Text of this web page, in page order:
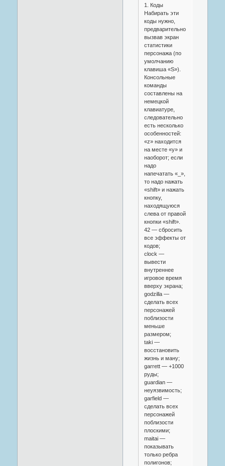
1. Коды
Набирать эти
коды нужно,
предварительно
вызвав экран
статистики
персонажа (по
умолчанию
клавиша «S»).
Консольные
команды
составлены на
немецкой
клавиатуре,
следовательно
есть несколько
особенностей:
«z» находится
на месте «y» и
наоборот; если
надо
напечатать «_»,
то надо нажать
«shift» и нажать
кнопку,
находящуюся
слева от правой
кнопки «shift».
42 — сбросить
все эффекты от
кодов;
clock —
вывести
внутреннее
игровое время
вверху экрана;
godzilla —
сделать всех
персонажей
поблизости
меньше
размером;
taki —
восстановить
жизнь и ману;
garrett — +1000
руды;
guardian —
неуязвимость;
garfield —
сделать всех
персонажей
поблизости
плоскими;
maitai —
показывать
только ребра
полигонов;